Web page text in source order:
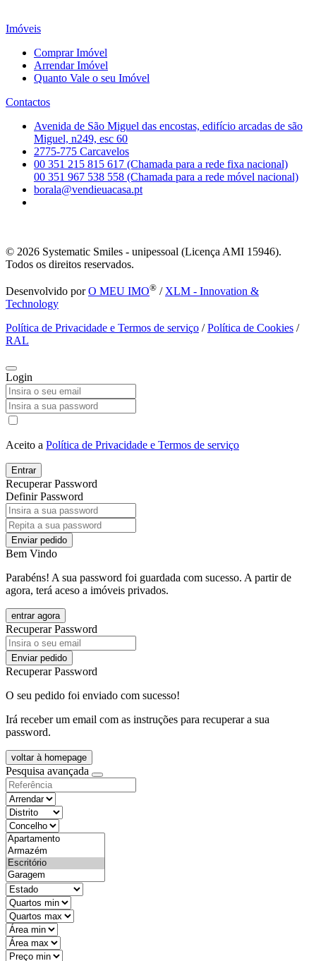
Imóveis
Comprar Imóvel
Arrendar Imóvel
Quanto Vale o seu Imóvel
Contactos
Avenida de São Miguel das encostas, edifício arcadas de são
Miguel, n249, esc 60
2775-775 Carcavelos
00 351 215 815 617 (Chamada para a rede fixa nacional)
00 351 967 538 558 (Chamada para a rede móvel nacional)
borala@vendieuacasa.pt
© 2026 Systematic Smiles - unipessoal (Licença AMI 15946).
Todos os direitos reservados.
Desenvolvido porO MEU IMO® / XLM - Innovation &
Technology
Política de Privacidade e Termos de serviço /Política de Cookies /
RAL
Login
Aceito a Política de Privacidade e Termos de serviço
Entrar
Recuperar Password
Definir Password
Enviar pedido
Bem Vindo
Parabéns! A sua password foi guardada com sucesso. A partir de
agora, terá aceso a imóveis privados.
entrar agora
Recuperar Password
Enviar pedido
Recuperar Password
O seu pedido foi enviado com sucesso!
Irá receber um email com as instruções para recuperar a sua
password.
voltar à homepage
Pesquisa avançada
objective
districtId
countyId
types
state
mintypo
maxtypo
minarea
maxarea
minprice